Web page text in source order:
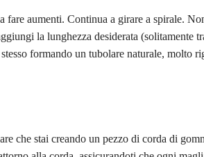
fare aumenti. Continua a girare a spirale.
la lunghezza desiderata (solitamente
formando un tubolare naturale, molto
che stai creando un pezzo di corda di